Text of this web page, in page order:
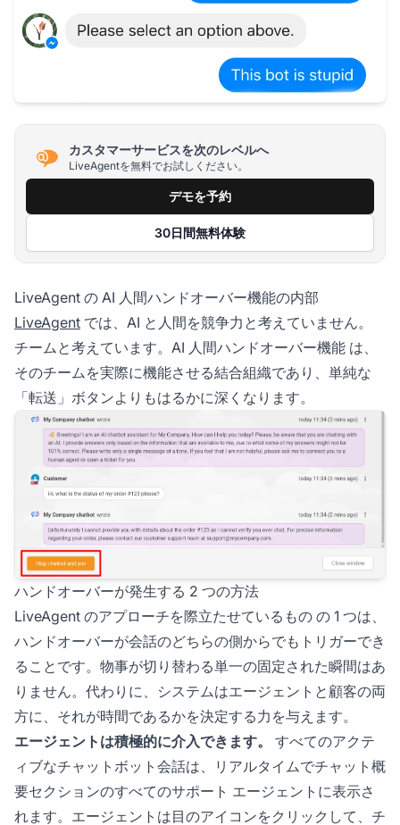
カスタマーサービスを次のレベルへ
LiveAgentを無料でお試しください。
デモを予約
30日間無料体験
LiveAgent の AI 人間ハンドオーバー機能の内部
LiveAgent では、AI と人間を競争力と考えていません。
チームと考えています。 AI 人間ハンドオーバー機能 は、
そのチームを実際に機能させる結合組織であり、単純な
「転送」ボタンよりもはるかに深くなります。
ハンドオーバーが発生する 2 つの方法
LiveAgent のアプローチを際立たせているもの の 1 つは、
ハンドオーバーが会話のどちらの側からでもトリガーでき
ることです。物事が切り替わる単一の固定された瞬間はあ
りません。代わりに、システムはエージェントと顧客の両
方に、それが時間であるかを決定する力を与えます。
エージェントは積極的に介入できます。
すべてのアクテ
ィブなチャットボット会話は、リアルタイムでチャット概
要セクションのすべてのサポート エージェントに表示さ
れます。エージェントは目のアイコンをクリックして、チ